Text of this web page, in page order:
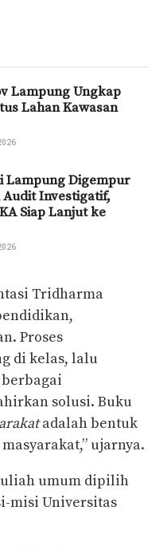
Lampung Ungkap
Lahan Kawasan
Lampung Digempur
Investigatif,
Siap Lanjut ke
Tridharma
Proses
di kelas, lalu
solusi. Buku
adalah bentuk
ujarnya.
umum dipilih
misi Universitas